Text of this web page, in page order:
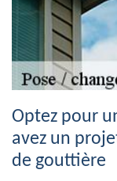
Optez pour
avez un
de gouttière